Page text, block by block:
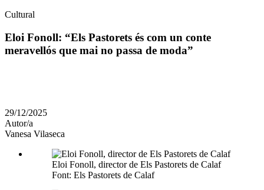
Àmbit
la
Cultural
Eloi Fonoll: “Els Pastorets és com un conte
meravellós que mai no passa de moda”
en
altres
xarxes
socials
29/12/2025
Autor/a
Vanesa Vilaseca
Eloi Fonoll, director de Els Pastorets de Calaf
Font: Els Pastorets de Calaf